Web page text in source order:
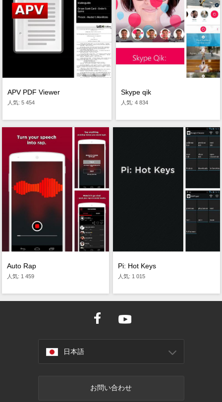
APV PDF Viewer
人気: 5 454
Skype qik
人気: 4 834
Auto Rap
人気: 1 459
Pi: Hot Keys
人気: 1 015
日本語
お問い合わせ